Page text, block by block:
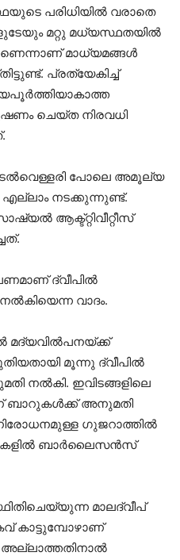
പരിധിയില്‍ വരാതെ
മറ്റു മധ്യസ്ഥതയില്‍
മാധ്യമങ്ങള്‍
പ്രത്യേകിച്ച്
ചെയ്ത നിരവധി
പോലെ അമൂല്യ
നടക്കുന്നുണ്ട്.
ആക്ട്റ്റിവീറ്റീസ്
ദ്വീപില്‍
വാദം.
മദ്യവില്‍പനയ്ക്ക്
മൂന്നു ദ്വീപില്‍
നല്‍കി. ഇവിടങ്ങളിലെ
ബാറുകള്‍ക്ക് അനുമതി
ഗുജറാത്തില്‍
ബാര്‍ലൈസന്‍സ്
മാലദ്വീപ്
കാട്ടുമ്പോഴാണ്
അല്ലാത്തതിനാല്‍